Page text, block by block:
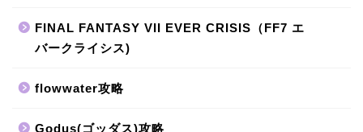
FINAL FANTASY VII EVER CRISIS（FF7 エ
バークライシス)
flowwater攻略
Godus(ゴッダス)攻略